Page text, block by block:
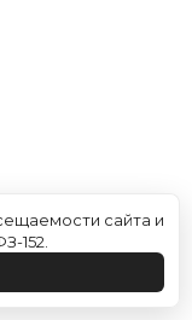
сайта и
152.